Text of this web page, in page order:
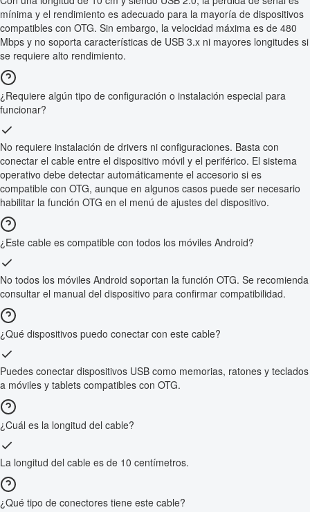
mínima y el rendimiento es adecuado para la mayoría de dispositivos
compatibles con OTG. Sin embargo, la velocidad máxima es de 480
Mbps y no soporta características de USB 3.x ni mayores longitudes si
se requiere alto rendimiento.
¿Requiere algún tipo de configuración o instalación especial para
funcionar?
No requiere instalación de drivers ni configuraciones. Basta con
conectar el cable entre el dispositivo móvil y el periférico. El sistema
operativo debe detectar automáticamente el accesorio si es
compatible con OTG, aunque en algunos casos puede ser necesario
habilitar la función OTG en el menú de ajustes del dispositivo.
¿Este cable es compatible con todos los móviles Android?
No todos los móviles Android soportan la función OTG. Se recomienda
consultar el manual del dispositivo para confirmar compatibilidad.
¿Qué dispositivos puedo conectar con este cable?
Puedes conectar dispositivos USB como memorias, ratones y teclados
a móviles y tablets compatibles con OTG.
¿Cuál es la longitud del cable?
La longitud del cable es de 10 centímetros.
¿Qué tipo de conectores tiene este cable?